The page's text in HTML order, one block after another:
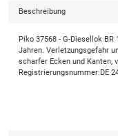
Beschreibung
Piko 37568 - G-Diesellok
Jahren. Verletzungsgefahr
scharfer Ecken und Kanten,
Registrierungsnummer:DE